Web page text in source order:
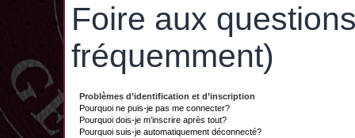
Foire aux
fréquemment)
Problèmes d’identification et d’inscription
Pourquoi ne puis-je pas me connecter?
Pourquoi dois-je m’inscrire après tout?
Pourquoi suis-je automatiquement déconnecté?